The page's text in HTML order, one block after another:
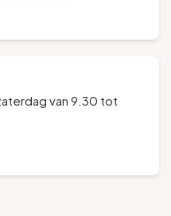
van 9.30 tot